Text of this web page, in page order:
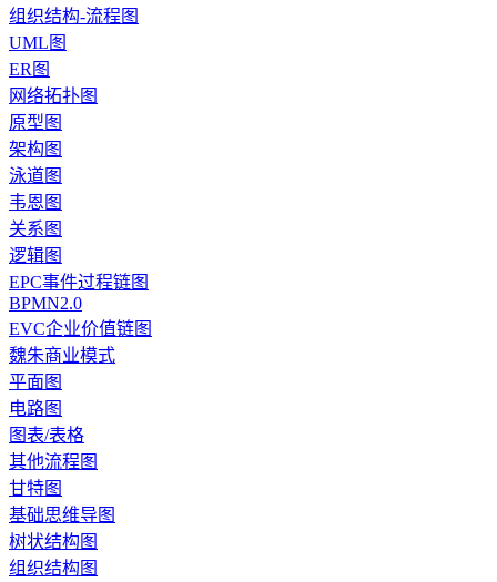
组织结构-流程图
UML图
ER图
网络拓扑图
原型图
架构图
泳道图
韦恩图
关系图
逻辑图
EPC事件过程链图
BPMN2.0
EVC企业价值链图
魏朱商业模式
平面图
电路图
图表/表格
其他流程图
甘特图
基础思维导图
树状结构图
组织结构图